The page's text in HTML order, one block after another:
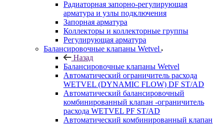
Радиаторная запорно-регулирующая
арматура и узлы подключения
Запорная арматура
Коллекторы и коллекторные группы
Регулирующая арматура
Балансировочные клапаны Wetvel
Назад
Балансировочные клапаны Wetvel
Автоматический ограничитель расхода
WETVEL (DYNAMIC FLOW) DF ST/AD
Автоматический балансировочный
комбинированный клапан -ограничитель
расхода WETVEL PF ST/AD
Автоматический комбинированный клапан